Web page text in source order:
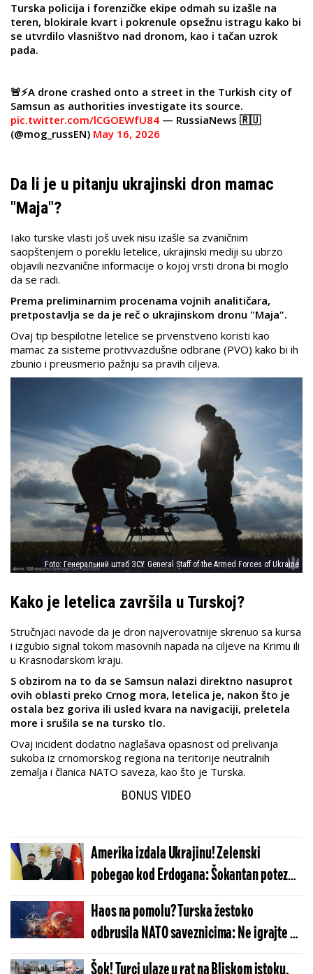
Turska policija i forenzičke ekipe odmah su izašle na
teren, blokirale kvart i pokrenule opsežnu istragu kako bi
se utvrdilo vlasništvo nad dronom, kao i tačan uzrok
pada.
🚨⚡️A drone crashed onto a street in the Turkish city of
Samsun as authorities investigate its source.
pic.twitter.com/lCGOEWfU84 — RussiaNews 🇷🇺
(@mog_russEN) May 16, 2026
Da li je u pitanju ukrajinski dron mamac
"Maja"?
Iako turske vlasti još uvek nisu izašle sa zvaničnim
saopštenjem o poreklu letelice, ukrajinski mediji su ubrzo
objavili nezvanične informacije o kojoj vrsti drona bi moglo
da se radi.
Prema preliminarnim procenama vojnih analitičara,
pretpostavlja se da je reč o ukrajinskom dronu "Maja".
Ovaj tip bespilotne letelice se prvenstveno koristi kao
mamac za sisteme protivvazdušne odbrane (PVO) kako bi ih
zbunio i preusmerio pažnju sa pravih ciljeva.
Foto: Генеральний штаб ЗСУ General Staff of the Armed Forces of Ukraine
Kako je letelica završila u Turskoj?
Stručnjaci navode da je dron najverovatnije skrenuo sa kursa
i izgubio signal tokom masovnih napada na ciljeve na Krimu ili
u Krasnodarskom kraju.
S obzirom na to da se Samsun nalazi direktno nasuprot
ovih oblasti preko Crnog mora, letelica je, nakon što je
ostala bez goriva ili usled kvara na navigaciji, preletela
more i srušila se na tursko tlo.
Ovaj incident dodatno naglašava opasnost od prelivanja
sukoba iz crnomorskog regiona na teritorije neutralnih
zemalja i članica NATO saveza, kao što je Turska.
BONUS VIDEO
Amerika izdala Ukrajinu! Zelenski
pobegao kod Erdogana: Šokantan potez
Kijeva nakon povlačenja SAD
Haos na pomolu? Turska žestoko
odbrusila NATO saveznicima: Ne igrajte se
vatrom na Mediteranu!
Šok! Turci ulaze u rat na Bliskom istoku,